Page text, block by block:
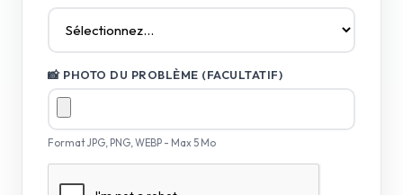
📸 PHOTO DU PROBLÈME (FACULTATIF)
Format JPG, PNG, WEBP - Max 5 Mo